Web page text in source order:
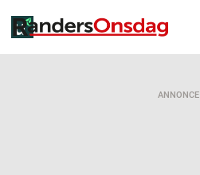
ANNONCE